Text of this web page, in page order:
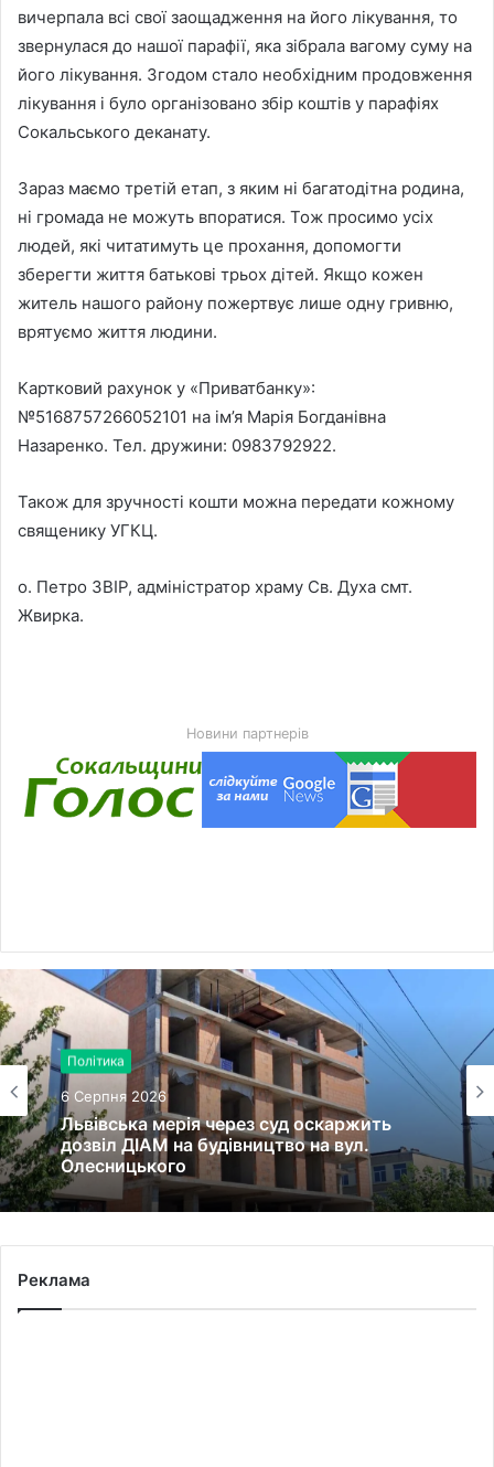
вичерпала всі свої заощадження на його лікування, то
звернулася до нашої парафії, яка зібрала вагому суму на
його лікування. Згодом стало необхідним продовження
лікування і було організовано збір коштів у парафіях
Сокальського деканату.
Зараз маємо третій етап, з яким ні багатодітна родина,
ні громада не можуть впоратися. Тож просимо усіх
людей, які читатимуть це прохання, допомогти
зберегти життя батькові трьох дітей. Якщо кожен
житель нашого району пожертвує лише одну гривню,
врятуємо життя людини.
Картковий рахунок у «Приватбанку»:
№5168757266052101 на ім’я Марія Богданівна
Назаренко. Тел. дружини: 0983792922.
Також для зручності кошти можна передати кожному
священику УГКЦ.
о. Петро ЗВІР, адміністратор храму Св. Духа смт.
Жвирка.
Новини партнерів
Політика
6 Серпня 2026
Львівська мерія через суд оскаржить
дозвіл ДІАМ на будівництво на вул.
Олесницького
Реклама